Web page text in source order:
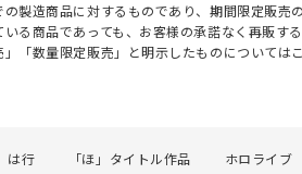
製造商品に対するものであり、期間限定販売
る商品であっても、お客様の承諾なく再販す
「数量限定販売」と明示したものについては
は行 「ほ」タイトル作品 ホロライブ